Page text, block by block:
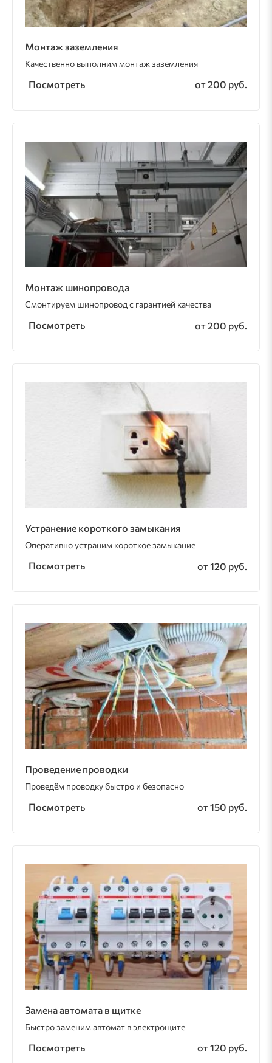
Монтаж заземления
Качественно выполним монтаж заземления
Посмотреть от 200 руб.
Монтаж шинопровода
Смонтируем шинопровод с гарантией качества
Посмотреть от 200 руб.
Устранение короткого замыкания
Оперативно устраним короткое замыкание
Посмотреть от 120 руб.
Проведение проводки
Проведём проводку быстро и безопасно
Посмотреть от 150 руб.
Замена автомата в щитке
Быстро заменим автомат в электрощите
Посмотреть от 120 руб.